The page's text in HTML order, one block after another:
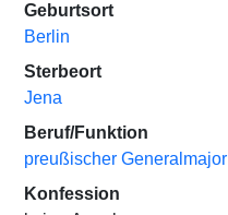
Geburtsort
Berlin
Sterbeort
Jena
Beruf/Funktion
preußischer Generalmajor
Konfession